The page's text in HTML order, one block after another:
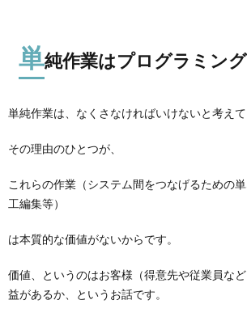
単純作業はプログラミン
単純作業は、なくさなければいけないと考えて
その理由のひとつが、
これらの作業（システム間をつなげるための
工編集等）
は本質的な価値がないからです。
価値、というのはお客様（得意先や従業員な
益があるか、というお話です。